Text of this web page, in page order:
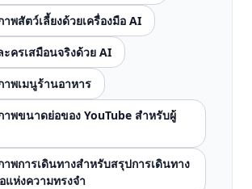
พสัตว์เลี้ยงด้วยเครื่องมือ AI
ครเสมือนจริงด้วย AI
าพเมนูร้านอาหาร
าพขนาดย่อของ YouTube สำหรับผู้
พการเดินทางสำหรับสรุปการเดินทาง
แห่งความทรงจำ